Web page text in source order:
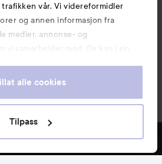
vår. Vi videreformidler
og annen informasjon fra
medier, annonse- og
vi samarbeider med. De kan i sin
oppgitt eller som de har samlet
å bruke nettsiden vår. For
du kan endre innstillingene for
alle cookies
Tilpass
MEST SOLGTE